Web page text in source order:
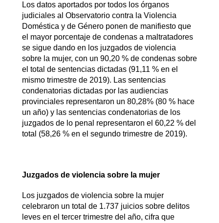
Los datos aportados por todos los órganos
judiciales al Observatorio contra la Violencia
Doméstica y de Género ponen de manifiesto que
el mayor porcentaje de condenas a maltratadores
se sigue dando en los juzgados de violencia
sobre la mujer, con un 90,20 % de condenas sobre
el total de sentencias dictadas (91,11 % en el
mismo trimestre de 2019). Las sentencias
condenatorias dictadas por las audiencias
provinciales representaron un 80,28% (80 % hace
un año) y las sentencias condenatorias de los
juzgados de lo penal representaron el 60,22 % del
total (58,26 % en el segundo trimestre de 2019).
Juzgados de violencia sobre la mujer
Los juzgados de violencia sobre la mujer
celebraron un total de 1.737 juicios sobre delitos
leves en el tercer trimestre del año, cifra que